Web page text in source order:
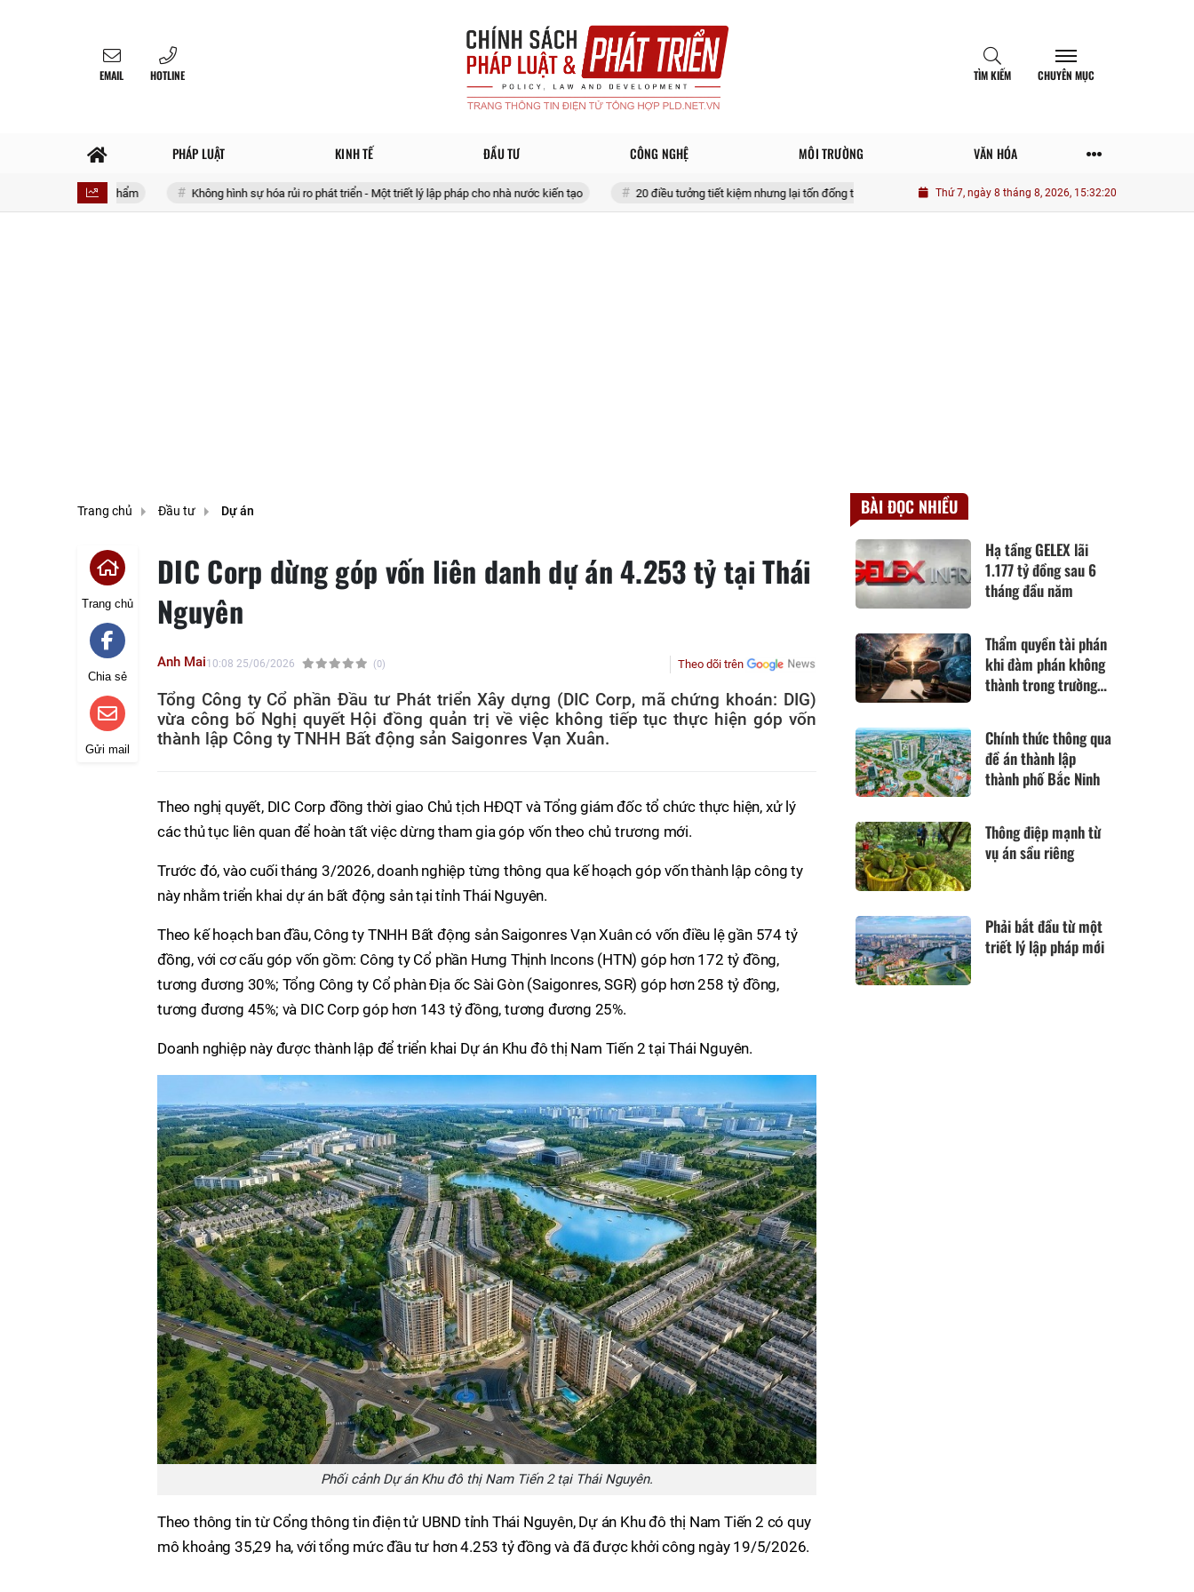
EMAIL HOTLINE TÌM KIẾM CHUYÊN MỤC
PHÁP LUẬT KINH TẾ ĐẦU TƯ CÔNG NGHỆ MÔI TRƯỜNG VĂN HÓA
Không hình sự hóa rủi ro phát triển - Một triết lý lập pháp cho nhà nước kiến tạo 20 điều tưởng tiết kiệm nhưng lại tốn đống tiền Một số yếu tố tác động nâng cao vai trò thanh niên quân đội trong
Thứ 7, ngày 8 tháng 8, 2026, 15:32:22
Trang chủ Đầu tư Dự án
Trang chủ
Chia sẻ
Gửi mail
DIC Corp dừng góp vốn liên danh dự án 4.253 tỷ tại Thái
Nguyên
Anh Mai10:08 25/06/2026 (0) Theo dõi trên
Tổng Công ty Cổ phần Đầu tư Phát triển Xây dựng (DIC Corp, mã chứng khoán: DIG)
vừa công bố Nghị quyết Hội đồng quản trị về việc không tiếp tục thực hiện góp vốn
thành lập Công ty TNHH Bất động sản Saigonres Vạn Xuân.
Theo nghị quyết, DIC Corp đồng thời giao Chủ tịch HĐQT và Tổng giám đốc tổ chức thực hiện, xử lý
các thủ tục liên quan để hoàn tất việc dừng tham gia góp vốn theo chủ trương mới.
Trước đó, vào cuối tháng 3/2026, doanh nghiệp từng thông qua kế hoạch góp vốn thành lập công ty
này nhằm triển khai dự án bất động sản tại tỉnh Thái Nguyên.
Theo kế hoạch ban đầu, Công ty TNHH Bất động sản Saigonres Vạn Xuân có vốn điều lệ gần 574 tỷ
đồng, với cơ cấu góp vốn gồm: Công ty Cổ phần Hưng Thịnh Incons (HTN) góp hơn 172 tỷ đồng,
tương đương 30%; Tổng Công ty Cổ phàn Địa ốc Sài Gòn (Saigonres, SGR) góp hơn 258 tỷ đồng,
tương đương 45%; và DIC Corp góp hơn 143 tỷ đồng, tương đương 25%.
Doanh nghiệp này được thành lập để triển khai Dự án Khu đô thị Nam Tiến 2 tại Thái Nguyên.
Phối cảnh Dự án Khu đô thị Nam Tiến 2 tại Thái Nguyên.
Theo thông tin từ Cổng thông tin điện tử UBND tỉnh Thái Nguyên, Dự án Khu đô thị Nam Tiến 2 có quy
mô khoảng 35,29 ha, với tổng mức đầu tư hơn 4.253 tỷ đồng và đã được khởi công ngày 19/5/2026.
BÀI ĐỌC NHIỀU
Hạ tầng GELEX lãi
1.177 tỷ đồng sau 6
tháng đầu năm
Thẩm quyền tài phán
khi đàm phán không
thành trong trường
đổi cơ bản theo Điều
420 Bộ luật Dân sự
năm 2015
Chính thức thông qua
đề án thành lập
thành phố Bắc Ninh
Thông điệp mạnh từ
vụ án sầu riêng
Phải bắt đầu từ một
triết lý lập pháp mới